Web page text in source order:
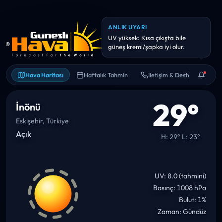
Hava Haritası Haftalık Tahmin İletişim & Destek
ANLIK UYARI
Hava kalitesi hassas kişiler için
riskli olabilir. Uzun süreli dış
İnönü
Eskişehir, Türkiye
Açık 29°
H: 29° L: 23°
UV: 8.0 (tahmini)
Basınç: 1008 hPa
Bulut: 1%
Zaman: Gündüz